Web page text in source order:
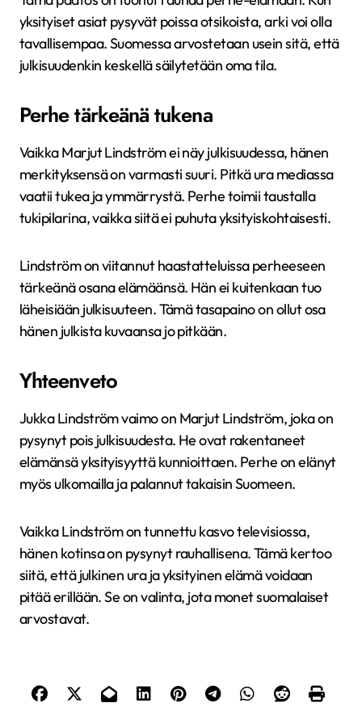
yksityiset asiat pysyvät poissa otsikoista, arki voi olla
tavallisempaa. Suomessa arvostetaan usein sitä, että
julkisuudenkin keskellä säilytetään oma tila.
Perhe tärkeänä tukena
Vaikka Marjut Lindström ei näy julkisuudessa, hänen
merkityksensä on varmasti suuri. Pitkä ura mediassa
vaatii tukea ja ymmärrystä. Perhe toimii taustalla
tukipilarina, vaikka siitä ei puhuta yksityiskohtaisesti.
Lindström on viitannut haastatteluissa perheeseen
tärkeänä osana elämäänsä. Hän ei kuitenkaan tuo
läheisiään julkisuuteen. Tämä tasapaino on ollut osa
hänen julkista kuvaansa jo pitkään.
Yhteenveto
Jukka Lindström vaimo on Marjut Lindström, joka on
pysynyt pois julkisuudesta. He ovat rakentaneet
elämänsä yksityisyyttä kunnioittaen. Perhe on elänyt
myös ulkomailla ja palannut takaisin Suomeen.
Vaikka Lindström on tunnettu kasvo televisiossa,
hänen kotinsa on pysynyt rauhallisena. Tämä kertoo
siitä, että julkinen ura ja yksityinen elämä voidaan
pitää erillään. Se on valinta, jota monet suomalaiset
arvostavat.